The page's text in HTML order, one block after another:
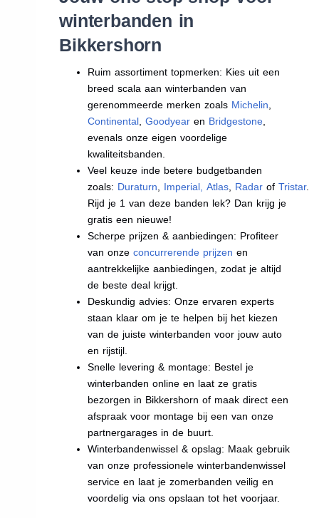
winterbanden in
Bikkershorn
Ruim assortiment topmerken: Kies uit een
breed scala aan winterbanden van
gerenommeerde merken zoals Michelin
Continental ,Goodyear en Bridgestone
evenals onze eigen voordelige
kwaliteitsbanden.
Veel keuze inde betere budgetbanden
zoals: Duraturn Imperial Atlas Radar ofTristar.
Rijd je 1 van deze banden lek? Dan krijg je
gratis een nieuwe!
Scherpe prijzen & aanbiedingen: Profiteer
van onzeconcurrerende prijzen en
aantrekkelijke aanbiedingen, zodat je altijd
de beste deal krijgt.
Deskundig advies: Onze ervaren experts
staan klaar om je te helpen bij het kiezen
van de juiste winterbanden voor jouw auto
en rijstijl.
Snelle levering & montage: Bestel je
winterbanden online en laat ze gratis
bezorgen in Bikkershorn of maak direct een
afspraak voor montage bij een van onze
partnergarages in de buurt.
Winterbandenwissel & opslag: Maak gebruik
van onze professionele winterbandenwissel
service en laat je zomerbanden veilig en
voordelig via ons opslaan tot het voorjaar.